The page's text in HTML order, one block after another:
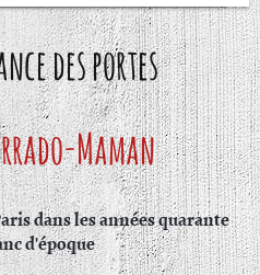
des portes
Maman
dans les années quarante
d'époque